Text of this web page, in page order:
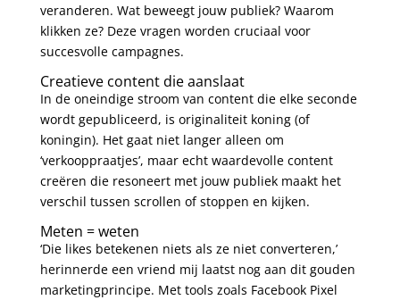
veranderen. Wat beweegt jouw publiek? Waarom
klikken ze? Deze vragen worden cruciaal voor
succesvolle campagnes.
Creatieve content die aanslaat
In de oneindige stroom van content die elke seconde
wordt gepubliceerd, is originaliteit koning (of
koningin). Het gaat niet langer alleen om
‘verkooppraatjes’, maar echt waardevolle content
creëren die resoneert met jouw publiek maakt het
verschil tussen scrollen of stoppen en kijken.
Meten = weten
‘Die likes betekenen niets als ze niet converteren,’
herinnerde een vriend mij laatst nog aan dit gouden
marketingprincipe. Met tools zoals Facebook Pixel